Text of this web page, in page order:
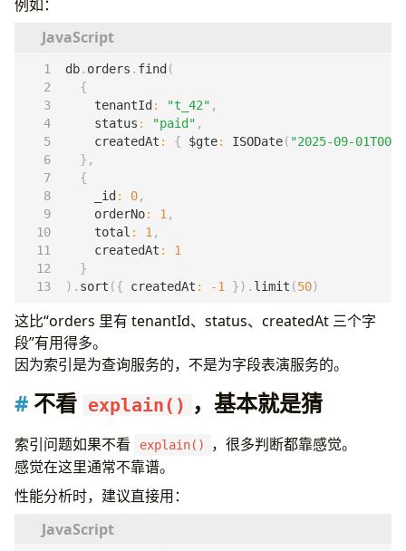
例如：
db. orders . find (
{
tenantId : "t_42" ,
status : "paid" ,
createdAt : { $gte: ISODate( "2025-09-
},
{
_id : 0,
orderNo: 1 ,
total : 1 ,
createdAt :
1
}
). sort ({ createdAt : -1 }). limit (50)
这比“orders 里有 tenantId、status、createdAt 三个字
段”有用得多。
因为索引是为查询服务的，不是为字段表演服务的。
不看 explain() ，基本就是猜
索引问题如果不看 explain()
，很多判断都靠感觉。
感觉在这里通常不靠谱。
性能分析时，建议直接用：